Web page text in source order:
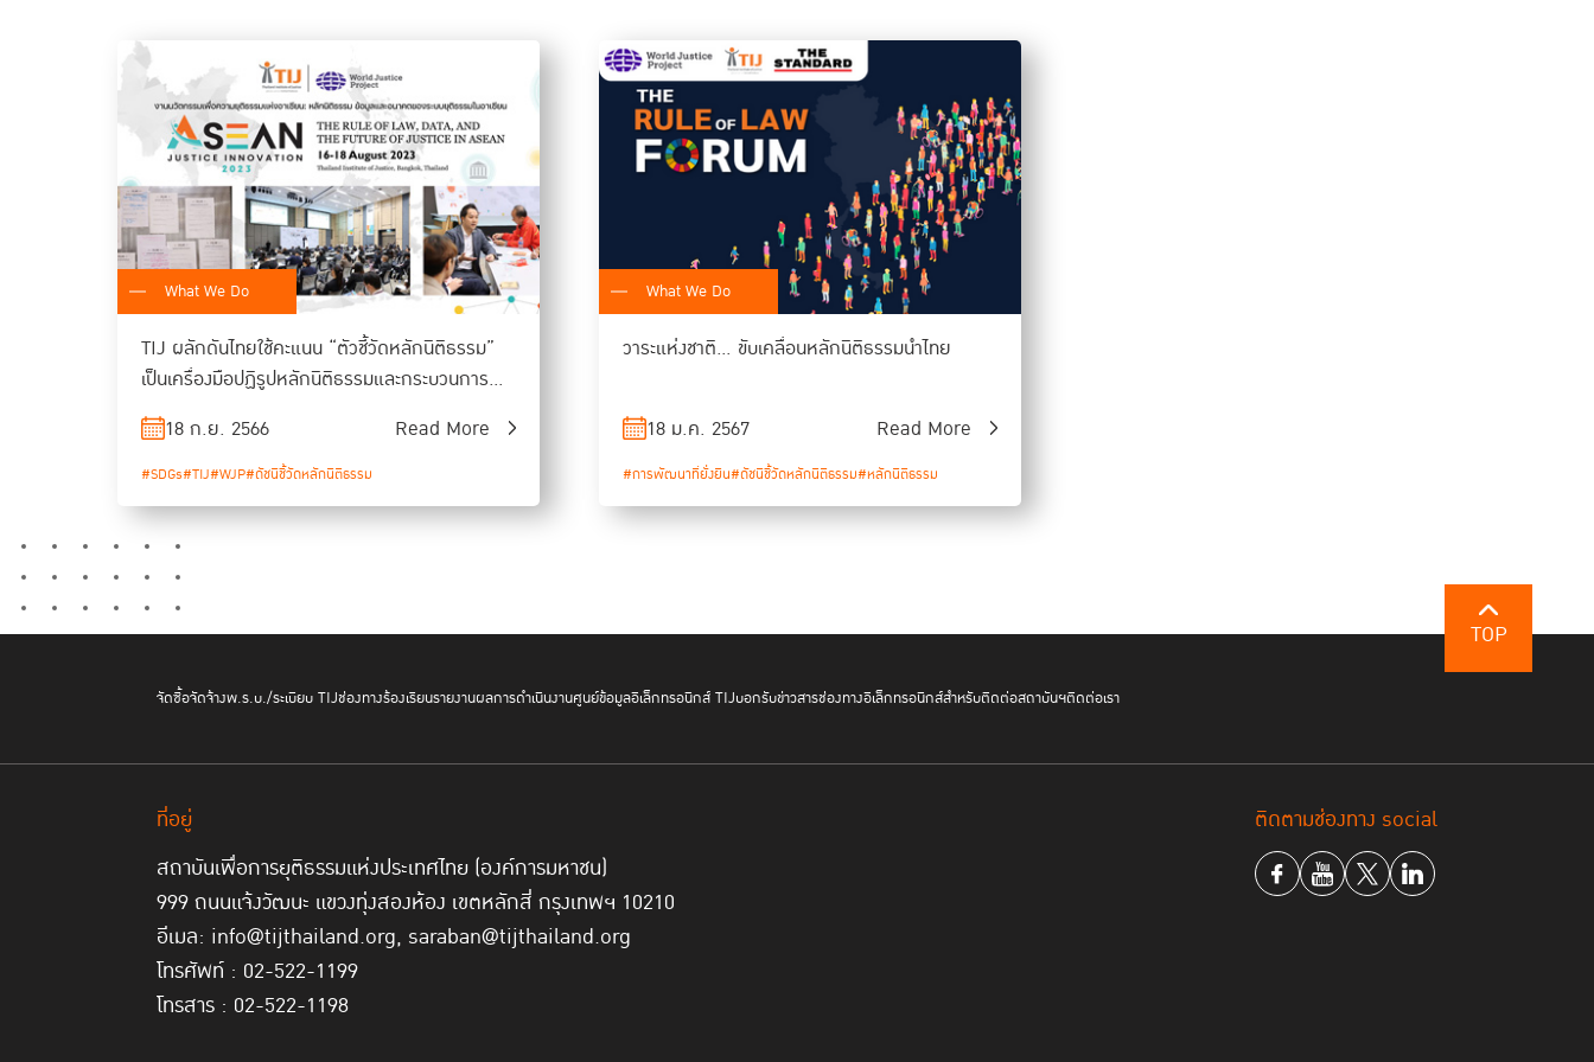
ประชาธิปไตยอ่อนแอและมีความขัดแย้งสูง ความร่วมมือจากทุกภาคส่วนจะเป็นกุญแจสำคัญในการปฏิรูปหลักนิติธรรมให้
ประสบความสำเร็จได้ ดังนั้น คาดความหวังที่มีต่อ RoLD Xcelerate จึงไม่ใช่เป็นแค่หลักสูตรการอบรม แต่เป็นพลังใน
การขับเคลื่อนหลักนิติธรรมของประเทศให้เข้มแข็ง ด้วย DNA ที่เครือข่ายทุกคนมีเหมือนกัน นั่นคือ การเห็นประโยชน์ส่วน
รวมมากกว่าประโยชน์ส่วนตัว และมีความพร้อมในการทำหน้าที่ของตนเองเพื่อสร้างการเปลี่ยนแปลงทางสังคมไปสู่สิ่งที่ดี
ขึ้นร่วมกัน
NGOs/iNGOs (9%) นอกจากนี้ ยังประกอบด้วยคนหลายรุ่น ทั้ง Gen B เจน X และเจน Y ซึ่งนับเป็นการดึงพลังความคิด
ของคนที่มีความแตกต่างหลากหลายมาทำงานร่วมกันบนพื้นที่ที่ปลอดภัยอย่างแท้จริง
What We Do
TIJ ผลักดันไทยใช้คะแนน “ตัวชี้วัดหลักนิติธรรม”
เป็นเครื่องมือปฏิรูปหลักนิติธรรมและกระบวนการ
ยุติธรรม
18 ก.ย. 2566 Read More
#SDGs#TIJ#WJP#ดัชนีชี้วัดหลักนิติธรรม
What We Do
วาระแห่งชาติ… ขับเคลื่อนหลักนิติธรรมนำไทย
18 ม.ค. 2567 Read More
#การพัฒนาที่ยั่งยืน#ดัชนีชี้วัดหลักนิติธรรม#หลักนิติธรรม
TOP
จัดซื้อจัดจ้างพ.ร.บ./ระเบียบ TIJช่องทางร้องเรียนรายงานผลการดำเนินงานศูนย์ข้อมูลอิเล็กทรอนิกส์ TIJบอกรับข่าวสารช่องทางอิเล็กทรอนิกส์สำหรับติดต่อสถาบันฯติดต่อเรา
ที่อยู่
สถาบันเพื่อการยุติธรรมแห่งประเทศไทย (องค์การมหาชน)
999 ถนนแจ้งวัฒนะ แขวงทุ่งสองห้อง เขตหลักสี่ กรุงเทพฯ 10210
อีเมล: info@tijthailand.org, saraban@tijthailand.org
โทรศัพท์ : 02-522-1199
โทรสาร : 02-522-1198
ติดตามช่องทาง social